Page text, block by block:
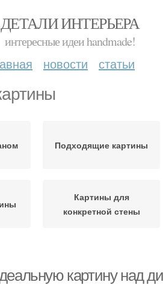
ДЕТАЛИ ИНТЕРЬЕРА
интересные идеи handmade!
новости статьи
Подходящие картины
Картины для
конкретной стены
картину над